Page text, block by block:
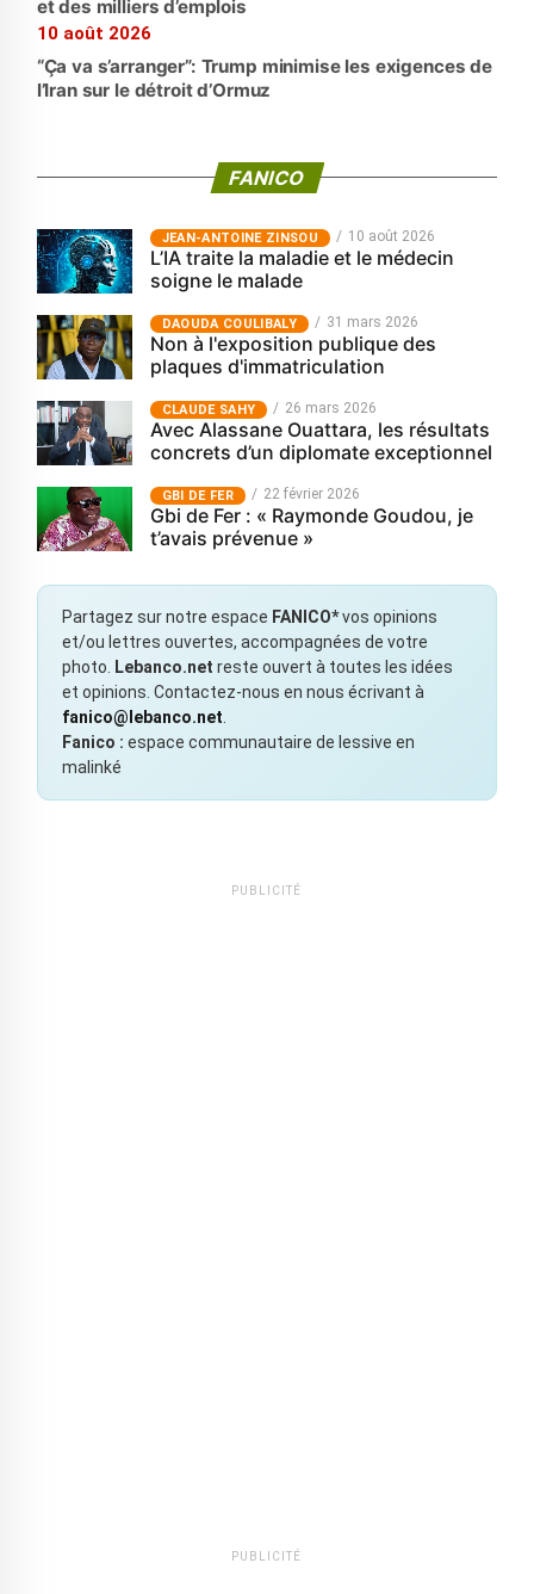
et des milliers d’emplois
10 août 2026
“Ça va s’arranger”: Trump minimise les exigences de
l’Iran sur le détroit d’Ormuz
FANICO
JEAN-ANTOINE ZINSOU 10 août 2026
L’IA traite la maladie et le médecin
soigne le malade
‎DAOUDA COULIBALY 31 mars 2026
Non à l'exposition publique des
plaques d'immatriculation
CLAUDE SAHY 26 mars 2026
Avec Alassane Ouattara, les résultats
concrets d’un diplomate exceptionnel
GBI DE FER 22 février 2026
Gbi de Fer : « Raymonde Goudou, je
t’avais prévenue »
Partagez sur notre espace FANICO*vos opinions
et/ou lettres ouvertes, accompagnées de votre
photo. Lebanco.net reste ouvert à toutes les idées
et opinions. Contactez-nous en nous écrivant à
fanico@lebanco.net.
Fanico : espace communautaire de lessive en
malinké
PUBLICITÉ
PUBLICITÉ